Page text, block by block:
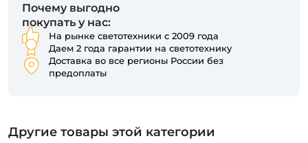
Почему выгодно
покупать у нас:
На рынке светотехники с 2009 года
Даем 2 года гарантии на светотехнику
Доставка во все регионы России без
предоплаты
Другие товары этой категории